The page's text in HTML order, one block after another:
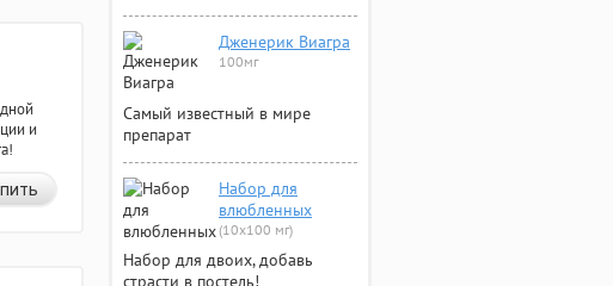
и
Дженерик Виагра
100мг
Самый известный в мире
препарат
Набор для
влюбленных
(10х100 мг)
Набор для двоих, добавь
страсти в постель!